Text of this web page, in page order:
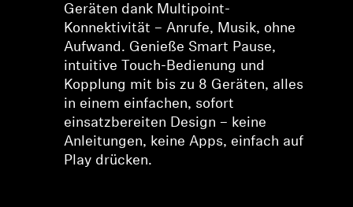
Geräten dank Multipoint-
Konnektivität – Anrufe, Musik, ohne
Aufwand. Genieße Smart Pause,
intuitive Touch-Bedienung und
Kopplung mit bis zu 8 Geräten, alles
in einem einfachen, sofort
einsatzbereiten Design – keine
Anleitungen, keine Apps, einfach auf
Play drücken.